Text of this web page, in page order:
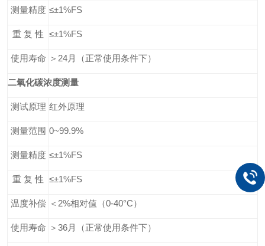
测量精度 ≤±1%FS
重 复 性 ≤±1%FS
使用寿命 ＞ 24月 （正常使用条件下）
二氧化碳浓度测量
测试原理 红外原理
测量范围 0~99.9%
测量精度 ≤±1%FS
重 复 性 ≤±1%FS
温度补偿 ＜ 2%相对值 （0-40°C）
使用寿命 ＞ 36月 （正常使用条件下）